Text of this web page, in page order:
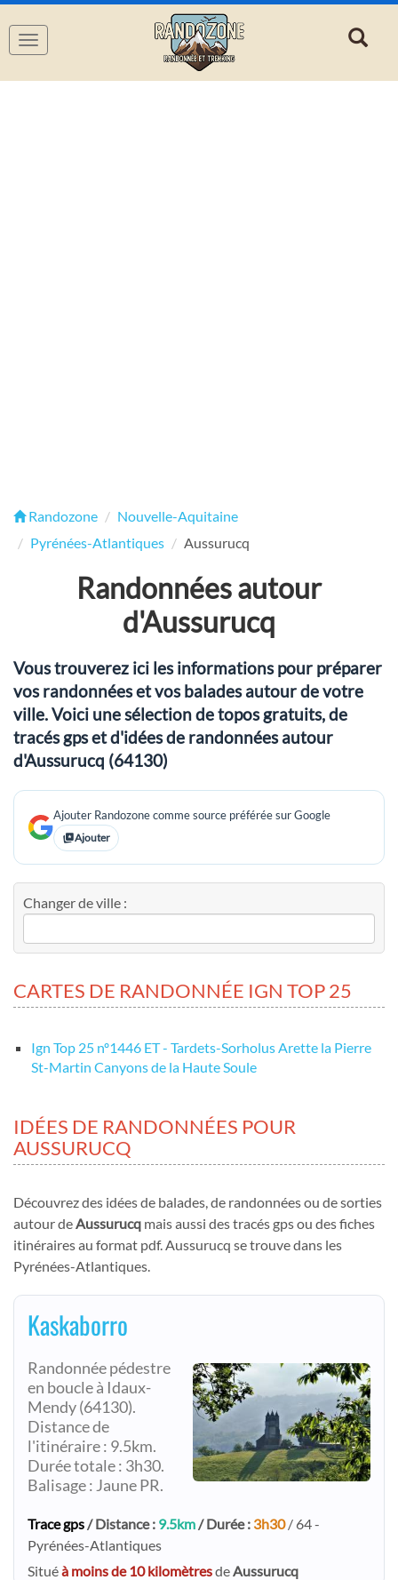
Navigation
Randozone
Nouvelle-Aquitaine
Pyrénées-Atlantiques
Aussurucq
Randonnées autour
d'Aussurucq
Vous trouverez ici les informations pour préparer
vos randonnées et vos balades autour de votre
ville. Voici une sélection de topos gratuits, de
tracés gps et d'idées de randonnées autour
d'Aussurucq (64130)
Ajouter Randozone comme source préférée sur Google
Ajouter
Changer de ville :
CARTES DE RANDONNÉE IGN TOP 25
Ign Top 25 nº1446 ET - Tardets-Sorholus Arette la Pierre
St-Martin Canyons de la Haute Soule
IDÉES DE RANDONNÉES POUR
AUSSURUCQ
Découvrez des idées de balades, de randonnées ou de sorties
autour deAussurucq mais aussi des tracés gps ou des fiches
itinéraires au format pdf. Aussurucq se trouve dans les
Pyrénées-Atlantiques.
Kaskaborro
Randonnée pédestre
en boucle à Idaux-
Mendy (64130).
Distance de
l'itinéraire : 9.5km.
Durée totale : 3h30.
Balisage : Jaune PR.
Trace gps/ Distance : 9.5km/ Durée : 3h30/ 64 -
Pyrénées-Atlantiques
Situéà moins de 10 kilomètresdeAussurucq